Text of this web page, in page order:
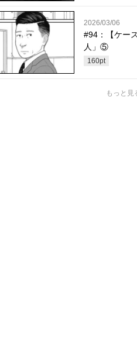
2026/03/06
#94：【ケー
人」⑤
160pt
もっと見